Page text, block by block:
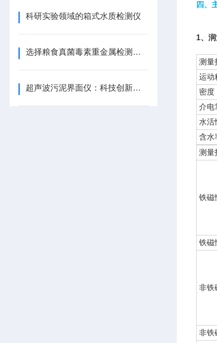
科研实验领域的箱式水质检测仪
选择粮食真菌毒素重金属检测仪时需要考虑哪些因素？
超声波污泥界面仪：科技创新，引-领污水处理新潮流
四、
1、
测量
运动
密度
介电
水活
含水
测量
铁磁
铁磁
非铁
非铁